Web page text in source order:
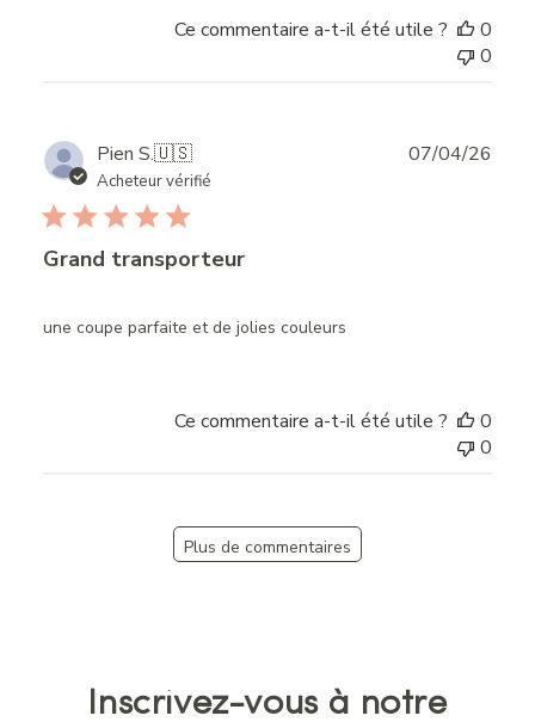
Ce commentaire a-t-il été utile ?
0
0
Pien S.🇺🇸
Acheteur vérifié
Grand transporteur
une coupe parfaite et de jolies couleurs
07/04/26
Ce commentaire a-t-il été utile ?
0
0
Plus de commentaires
Inscrivez-vous à notre